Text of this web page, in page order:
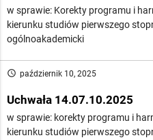
w sprawie: Korekty programu i
kierunku studiów pierwszego
ogólnoakademicki
access_time październik 10, 2025
Uchwała 14.07.10.2025
w sprawie: korekty programu i
kierunku studiów pierwszego